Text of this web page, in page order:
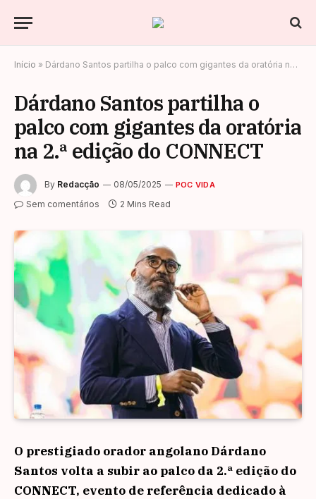
Início » Dárdano Santos partilha o palco com gigantes da oratória na 2.ª edição do CONNECT
Dárdano Santos partilha o
palco com gigantes da oratória
na 2.ª edição do CONNECT
By Redacção 08/05/2025 POC VIDA
Sem comentários 2 Mins Read
O prestigiado orador angolano Dárdano
Santos volta a subir ao palco da 2.ª edição do
CONNECT, evento de referência dedicado à